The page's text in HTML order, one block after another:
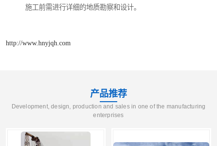
施工前需进行详细的地质勘察和设计。
http://www.hnyjqh.com
产品推荐
Development, design, production and sales in one of the manufacturing
enterprises